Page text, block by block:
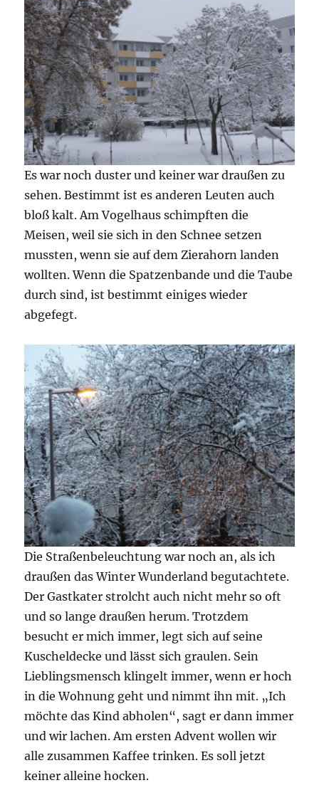
Es war noch duster und keiner war draußen zu
sehen. Bestimmt ist es anderen Leuten auch
bloß kalt. Am Vogelhaus schimpften die
Meisen, weil sie sich in den Schnee setzen
mussten, wenn sie auf dem Zierahorn landen
wollten. Wenn die Spatzenbande und die Taube
durch sind, ist bestimmt einiges wieder
abgefegt.
Die Straßenbeleuchtung war noch an, als ich
draußen das Winter Wunderland begutachtete.
Der Gastkater strolcht auch nicht mehr so oft
und so lange draußen herum. Trotzdem
besucht er mich immer, legt sich auf seine
Kuscheldecke und lässt sich graulen. Sein
Lieblingsmensch klingelt immer, wenn er hoch
in die Wohnung geht und nimmt ihn mit. „Ich
möchte das Kind abholen“, sagt er dann immer
und wir lachen. Am ersten Advent wollen wir
alle zusammen Kaffee trinken. Es soll jetzt
keiner alleine hocken.